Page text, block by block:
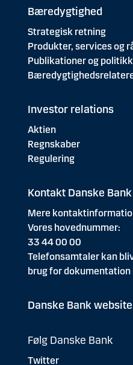
Bæredygtighed
Strategisk retning
Produkter, services og
Publikationer og
Investor relations
Aktien
Regnskaber
Regulering
Kontakt Danske Bank
Mere
Vores hovednummer:
33 44 00 00
Telefonsamtaler kan
brug for dokumentation
Danske Bank
Følg Danske Bank
Twitter